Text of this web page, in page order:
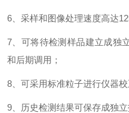
6、采样和图像处理速度高达
7、可将待检测样品建立成独
和后期调用；
8、可采用标准粒子进行仪器
9、历史检测结果可保存成独立